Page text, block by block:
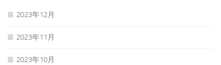
2023年12月
2023年11月
2023年10月